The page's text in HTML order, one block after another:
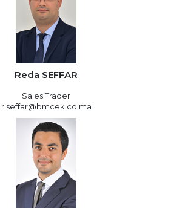
Reda SEFFAR
Sales Trader
r.seffar@bmcek.co.ma